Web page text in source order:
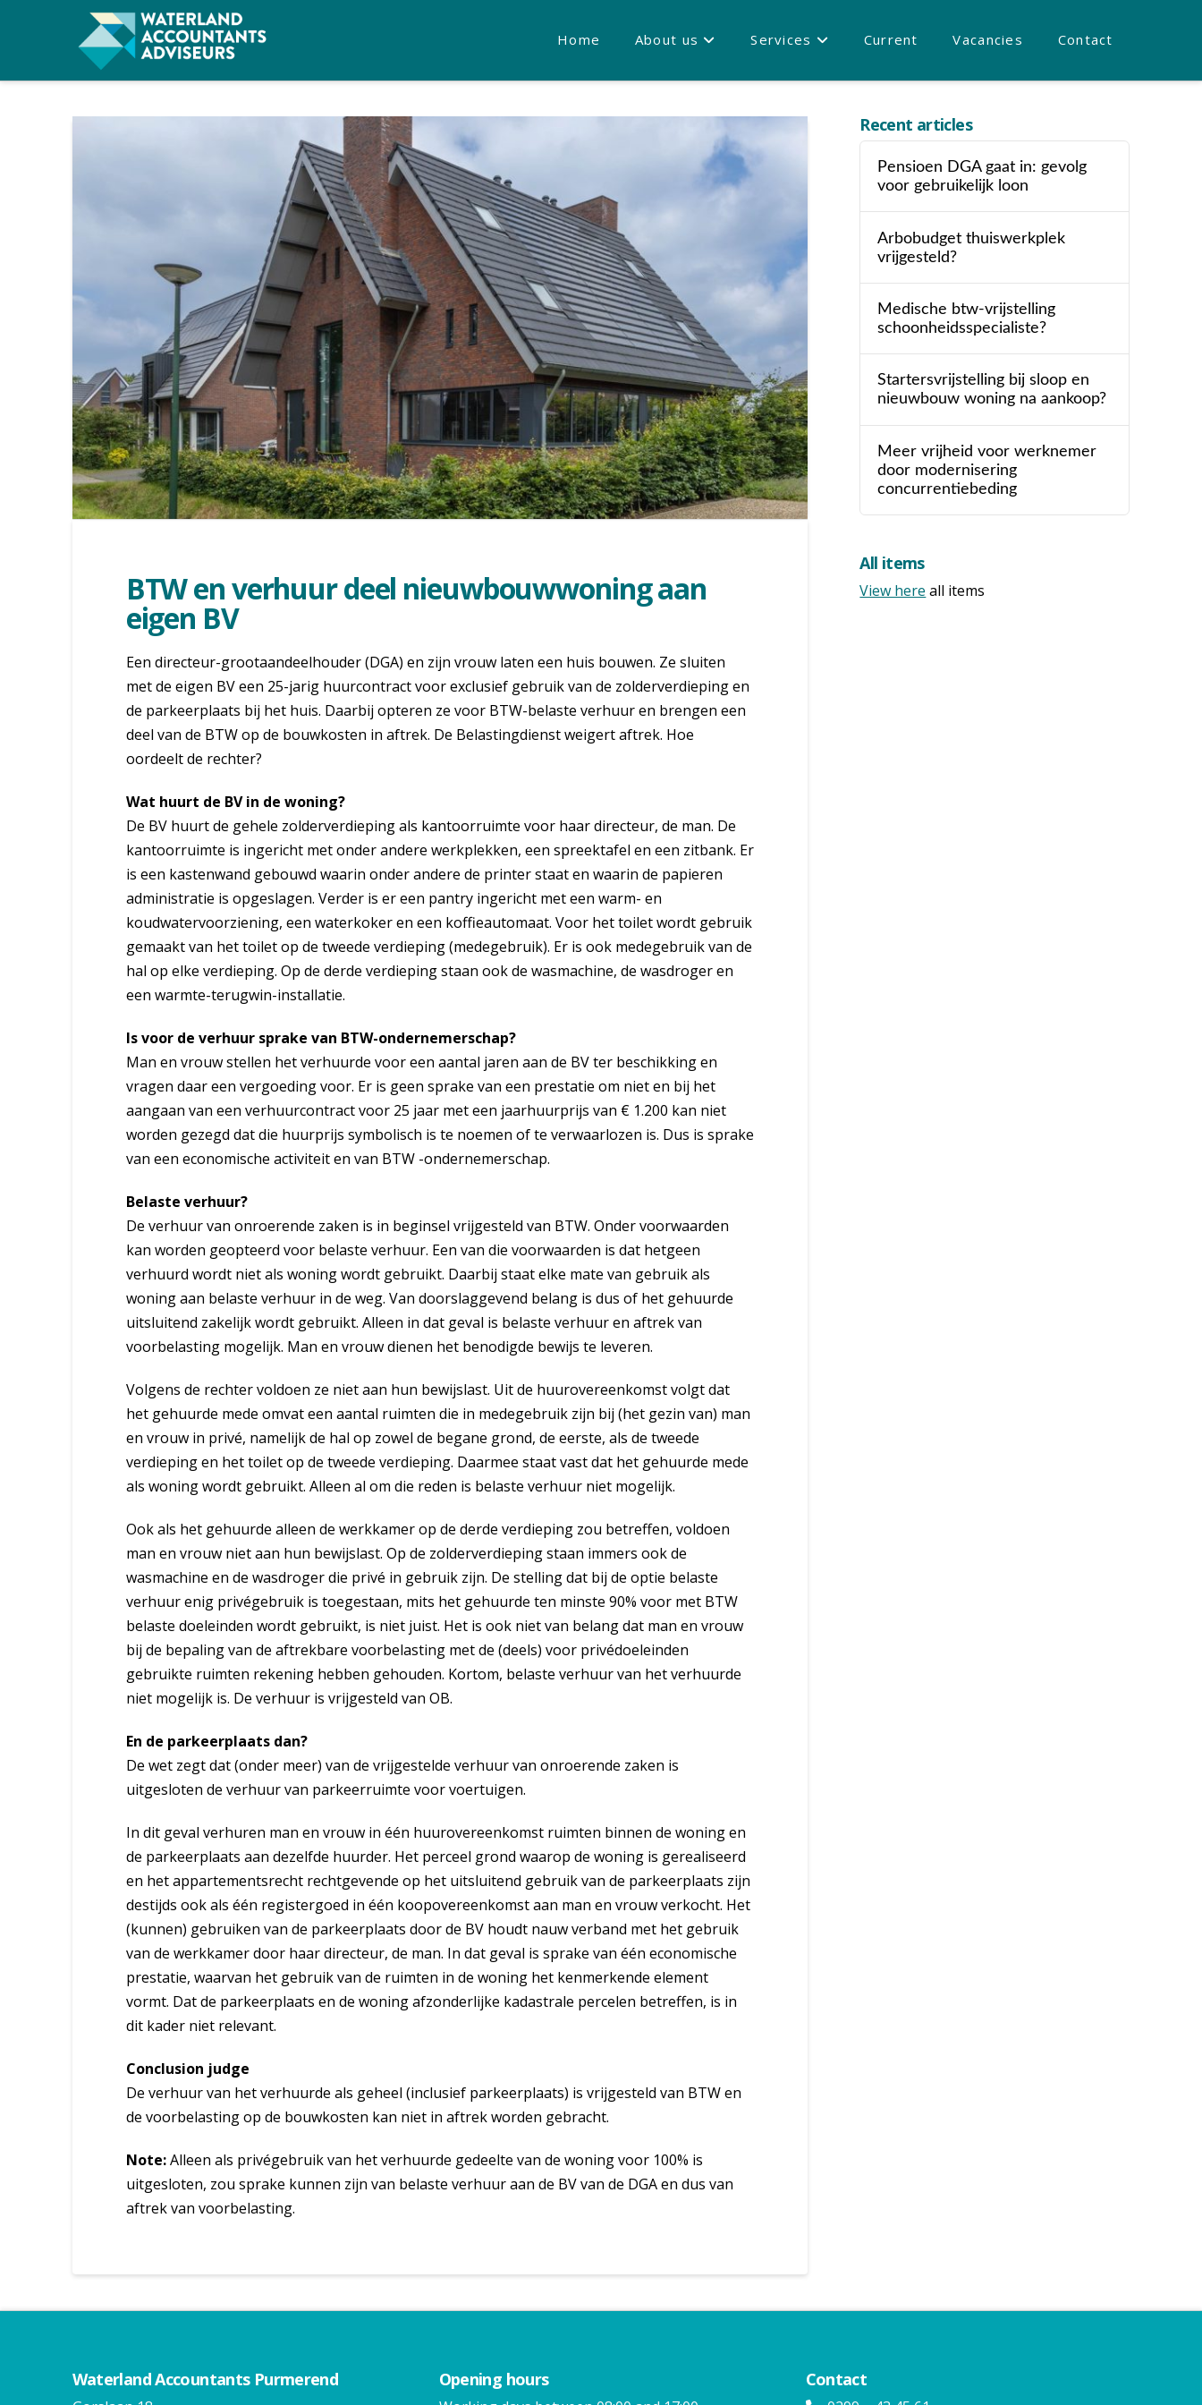
Home About us Services Current Vacancies Contact
BTW en verhuur deel nieuwbouwwoning aan
eigen BV
Een directeur-grootaandeelhouder (DGA) en zijn vrouw laten een huis bouwen. Ze sluiten
met de eigen BV een 25-jarig huurcontract voor exclusief gebruik van de zolderverdieping en
de parkeerplaats bij het huis. Daarbij opteren ze voor BTW-belaste verhuur en brengen een
deel van de BTW op de bouwkosten in aftrek. De Belastingdienst weigert aftrek. Hoe
oordeelt de rechter?
Wat huurt de BV in de woning?
De BV huurt de gehele zolderverdieping als kantoorruimte voor haar directeur, de man. De
kantoorruimte is ingericht met onder andere werkplekken, een spreektafel en een zitbank. Er
is een kastenwand gebouwd waarin onder andere de printer staat en waarin de papieren
administratie is opgeslagen. Verder is er een pantry ingericht met een warm- en
koudwatervoorziening, een waterkoker en een koffieautomaat. Voor het toilet wordt gebruik
gemaakt van het toilet op de tweede verdieping (medegebruik). Er is ook medegebruik van de
hal op elke verdieping. Op de derde verdieping staan ook de wasmachine, de wasdroger en
een warmte-terugwin-installatie.
Is voor de verhuur sprake van BTW-ondernemerschap?
Man en vrouw stellen het verhuurde voor een aantal jaren aan de BV ter beschikking en
vragen daar een vergoeding voor. Er is geen sprake van een prestatie om niet en bij het
aangaan van een verhuurcontract voor 25 jaar met een jaarhuurprijs van € 1.200 kan niet
worden gezegd dat die huurprijs symbolisch is te noemen of te verwaarlozen is. Dus is sprake
van een economische activiteit en van BTW -ondernemerschap.
Belaste verhuur?
De verhuur van onroerende zaken is in beginsel vrijgesteld van BTW. Onder voorwaarden
kan worden geopteerd voor belaste verhuur. Een van die voorwaarden is dat hetgeen
verhuurd wordt niet als woning wordt gebruikt. Daarbij staat elke mate van gebruik als
woning aan belaste verhuur in de weg. Van doorslaggevend belang is dus of het gehuurde
uitsluitend zakelijk wordt gebruikt. Alleen in dat geval is belaste verhuur en aftrek van
voorbelasting mogelijk. Man en vrouw dienen het benodigde bewijs te leveren.
Volgens de rechter voldoen ze niet aan hun bewijslast. Uit de huurovereenkomst volgt dat
het gehuurde mede omvat een aantal ruimten die in medegebruik zijn bij (het gezin van) man
en vrouw in privé, namelijk de hal op zowel de begane grond, de eerste, als de tweede
verdieping en het toilet op de tweede verdieping. Daarmee staat vast dat het gehuurde mede
als woning wordt gebruikt. Alleen al om die reden is belaste verhuur niet mogelijk.
Ook als het gehuurde alleen de werkkamer op de derde verdieping zou betreffen, voldoen
man en vrouw niet aan hun bewijslast. Op de zolderverdieping staan immers ook de
wasmachine en de wasdroger die privé in gebruik zijn. De stelling dat bij de optie belaste
verhuur enig privégebruik is toegestaan, mits het gehuurde ten minste 90% voor met BTW
belaste doeleinden wordt gebruikt, is niet juist. Het is ook niet van belang dat man en vrouw
bij de bepaling van de aftrekbare voorbelasting met de (deels) voor privédoeleinden
gebruikte ruimten rekening hebben gehouden. Kortom, belaste verhuur van het verhuurde
niet mogelijk is. De verhuur is vrijgesteld van OB.
En de parkeerplaats dan?
De wet zegt dat (onder meer) van de vrijgestelde verhuur van onroerende zaken is
uitgesloten de verhuur van parkeerruimte voor voertuigen.
In dit geval verhuren man en vrouw in één huurovereenkomst ruimten binnen de woning en
de parkeerplaats aan dezelfde huurder. Het perceel grond waarop de woning is gerealiseerd
en het appartementsrecht rechtgevende op het uitsluitend gebruik van de parkeerplaats zijn
destijds ook als één registergoed in één koopovereenkomst aan man en vrouw verkocht. Het
(kunnen) gebruiken van de parkeerplaats door de BV houdt nauw verband met het gebruik
van de werkkamer door haar directeur, de man. In dat geval is sprake van één economische
prestatie, waarvan het gebruik van de ruimten in de woning het kenmerkende element
vormt. Dat de parkeerplaats en de woning afzonderlijke kadastrale percelen betreffen, is in
dit kader niet relevant.
Conclusion judge
De verhuur van het verhuurde als geheel (inclusief parkeerplaats) is vrijgesteld van BTW en
de voorbelasting op de bouwkosten kan niet in aftrek worden gebracht.
Note:Alleen als privégebruik van het verhuurde gedeelte van de woning voor 100% is
uitgesloten, zou sprake kunnen zijn van belaste verhuur aan de BV van de DGA en dus van
aftrek van voorbelasting.
Recent articles
Pensioen DGA gaat in: gevolg
voor gebruikelijk loon
Arbobudget thuiswerkplek
vrijgesteld?
Medische btw-vrijstelling
schoonheidsspecialiste?
Startersvrijstelling bij sloop en
nieuwbouw woning na aankoop?
Meer vrijheid voor werknemer
door modernisering
concurrentiebeding
All items
View here all items
Waterland Accountants Purmerend Opening hours Contact